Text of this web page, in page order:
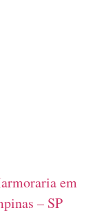
em
– SP